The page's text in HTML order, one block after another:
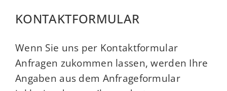
KONTAKTFORMULAR
Wenn Sie uns per Kontaktformular
Anfragen zukommen lassen, werden Ihre
Angaben aus dem Anfrageformular